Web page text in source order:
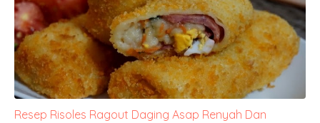
Resep Risoles Ragout Daging Asap Renyah Dan